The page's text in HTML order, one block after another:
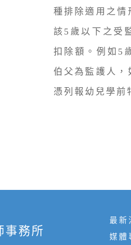
種排除適用之情
該5歲以下之受
扣除額。例如5
伯父為監護人，
憑列報幼兒學前
事務所
最新
媒體